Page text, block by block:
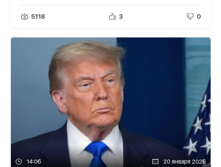
5118 3 0
14:06 20 января 2026